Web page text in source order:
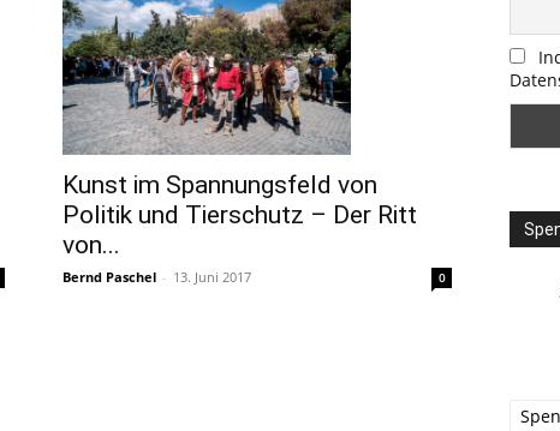
Kunst im Spannungsfeld von
Politik und Tierschutz – Der Ritt
von...
Bernd Paschel - 13. Juni 2017 0